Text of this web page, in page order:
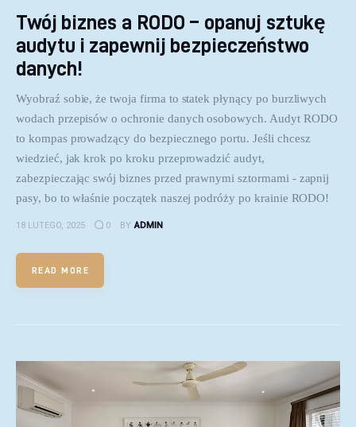
Twój biznes a RODO – opanuj sztukę
audytu i zapewnij bezpieczeństwo
danych!
Wyobraź sobie, że twoja firma to statek płynący po burzliwych
wodach przepisów o ochronie danych osobowych. Audyt RODO
to kompas prowadzący do bezpiecznego portu. Jeśli chcesz
wiedzieć, jak krok po kroku przeprowadzić audyt,
zabezpieczając swój biznes przed prawnymi sztormami - zapnij
pasy, bo to właśnie początek naszej podróży po krainie RODO!
18 LUTEGO, 2025 0 BY ADMIN
READ MORE